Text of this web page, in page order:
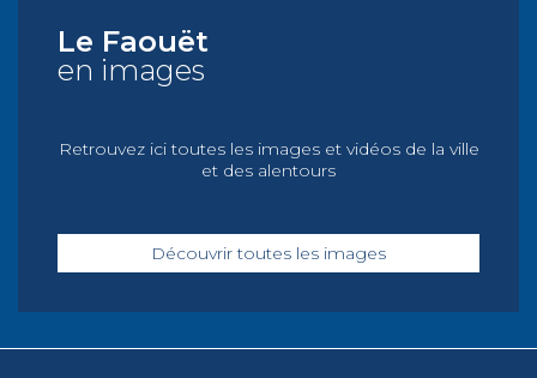
Le Faouët
en images
Retrouvez ici toutes les images et vidéos de la ville
et des alentours
Découvrir toutes les images